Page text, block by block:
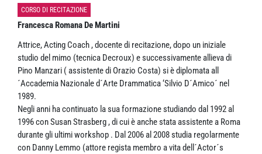
CORSO DI RECITAZIONE
Francesca Romana De Martini
Attrice, Acting Coach , docente di recitazione, dopo un iniziale
studio del mimo (tecnica Decroux) e successivamente allieva di
Pino Manzari ( assistente di Orazio Costa) si è diplomata all
´Accademia Nazionale d´Arte Drammatica ‘Silvio D´Amico´ nel
1989.
Negli anni ha continuato la sua formazione studiando dal 1992 al
1996 con Susan Strasberg , di cui è anche stata assistente a Roma
durante gli ultimi workshop . Dal 2006 al 2008 studia regolarmente
con Danny Lemmo (attore regista membro a vita dell´Actor´s